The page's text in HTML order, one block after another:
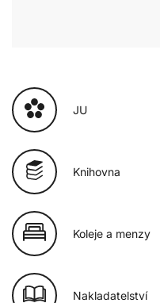
JU
Knihovna
Koleje a menzy
Nakladatelství